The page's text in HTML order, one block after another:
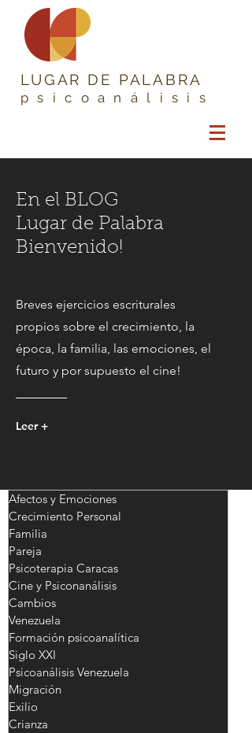
LUGAR DE PALABRA
psicoanálisis
En el BLOG
Lugar de Palabra
Bienvenido!
Breves ejercicios escriturales
propios sobre el crecimiento, la
época, la familia, las emociones, el
futuro y por supuesto el cine!
Leer +
Afectos y Emociones
Crecimiento Personal
Familia
Pareja
Psicoterapia Caracas
Cine y Psiconanálisis
Cambios
Venezuela
Formación psicoanalítica
Siglo XXI
Psicoanálisis Venezuela
Migración
Exilio
Crianza